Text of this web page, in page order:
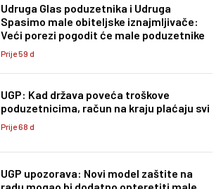
Udruga Glas poduzetnika i Udruga
Spasimo male obiteljske iznajmljivače:
Veći porezi pogodit će male poduzetnike
Prije 59 d
UGP: Kad država poveća troškove
poduzetnicima, račun na kraju plaćaju svi
Prije 68 d
UGP upozorava: Novi model zaštite na